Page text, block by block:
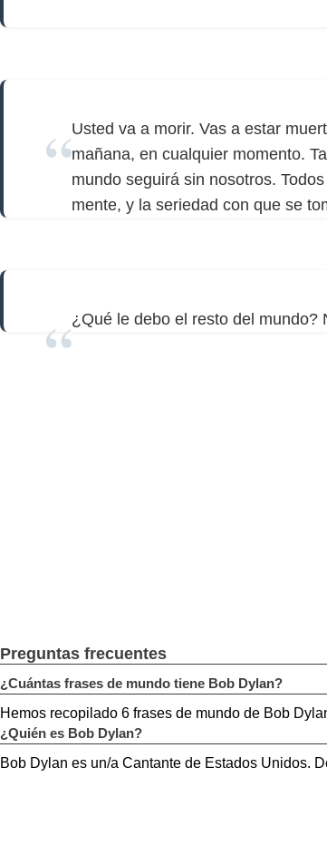
Usted va a morir. Vas a estar
mañana, en cualquier momento.
mundo seguirá sin nosotros.
mente, y la seriedad con que se
¿Qué le debo el resto del mundo?
Preguntas frecuentes
¿Cuántas frases de mundo tiene Bob Dylan?
Hemos recopilado 6 frases de mundo de Bob
¿Quién es Bob Dylan?
Bob Dylan es un/a Cantante de Estados Unidos.